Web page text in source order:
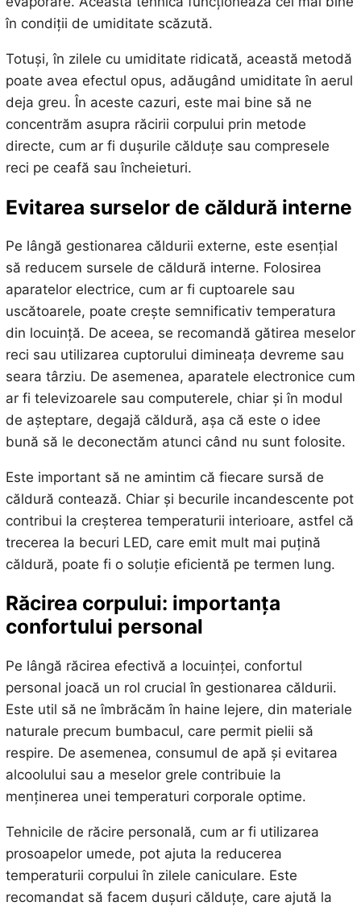
în condiții de umiditate scăzută.
Totuși, în zilele cu umiditate ridicată, această metodă
poate avea efectul opus, adăugând umiditate în aerul
deja greu. În aceste cazuri, este mai bine să ne
concentrăm asupra răcirii corpului prin metode
directe, cum ar fi dușurile călduțe sau compresele
reci pe ceafă sau încheieturi.
Evitarea surselor de căldură interne
Pe lângă gestionarea căldurii externe, este esențial
să reducem sursele de căldură interne. Folosirea
aparatelor electrice, cum ar fi cuptoarele sau
uscătoarele, poate crește semnificativ temperatura
din locuință. De aceea, se recomandă gătirea meselor
reci sau utilizarea cuptorului dimineața devreme sau
seara târziu. De asemenea, aparatele electronice cum
ar fi televizoarele sau computerele, chiar și în modul
de așteptare, degajă căldură, așa că este o idee
bună să le deconectăm atunci când nu sunt folosite.
Este important să ne amintim că fiecare sursă de
căldură contează. Chiar și becurile incandescente pot
contribui la creșterea temperaturii interioare, astfel că
trecerea la becuri LED, care emit mult mai puțină
căldură, poate fi o soluție eficientă pe termen lung.
Răcirea corpului: importanța
confortului personal
Pe lângă răcirea efectivă a locuinței, confortul
personal joacă un rol crucial în gestionarea căldurii.
Este util să ne îmbrăcăm în haine lejere, din materiale
naturale precum bumbacul, care permit pielii să
respire. De asemenea, consumul de apă și evitarea
alcoolului sau a meselor grele contribuie la
menținerea unei temperaturi corporale optime.
Tehnicile de răcire personală, cum ar fi utilizarea
prosoapelor umede, pot ajuta la reducerea
temperaturii corpului în zilele caniculare. Este
recomandat să facem dușuri călduțe, care ajută la